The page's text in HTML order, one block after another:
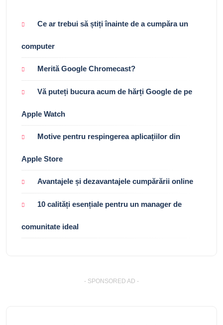
Ce ar trebui să știți înainte de a cumpăra un
computer
Merită Google Chromecast?
Vă puteți bucura acum de hărți Google de pe
Apple Watch
Motive pentru respingerea aplicațiilor din
Apple Store
Avantajele și dezavantajele cumpărării online
10 calități esențiale pentru un manager de
comunitate ideal
- SPONSORED AD -